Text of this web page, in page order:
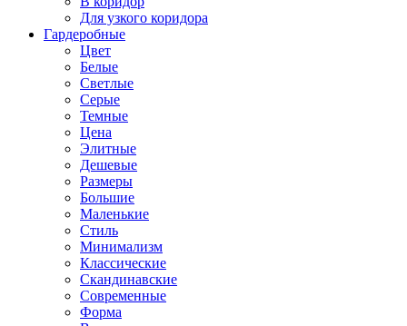
Для узкого коридора
Гардеробные
Цвет
Белые
Светлые
Серые
Темные
Цена
Элитные
Дешевые
Размеры
Большие
Маленькие
Стиль
Минимализм
Классические
Скандинавские
Современные
Форма